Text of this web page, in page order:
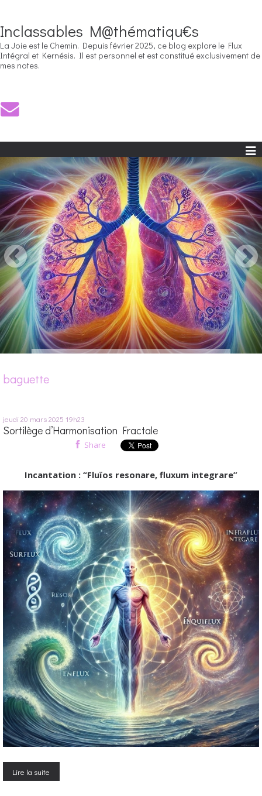
Inclassables M@thématiqu€s
La Joie est le Chemin. Depuis février 2025, ce blog explore le Flux
Intégral et Kernésis. Il est personnel et est constitué exclusivement de
mes notes.
baguette
jeudi 20 mars 2025 19h23
Sortilège d’Harmonisation Fractale
Share
Incantation : “Fluïos resonare, fluxum integrare”
Lire la suite